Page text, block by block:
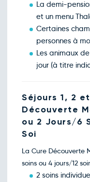
La demi-
et un menu
Certaines
personnes à
Les animaux
jour (à titre
Séjours 1, 2
Découverte
ou 2 Jours/6
Soi
La Cure Découverte
soins ou 4 jours/12
2 soins